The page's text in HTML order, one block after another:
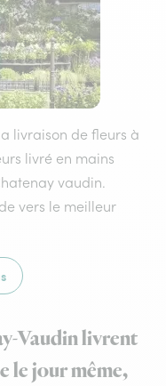
livraison de fleurs à
livré en mains
vaudin.
vers le meilleur
Vaudin livrent
le jour même,